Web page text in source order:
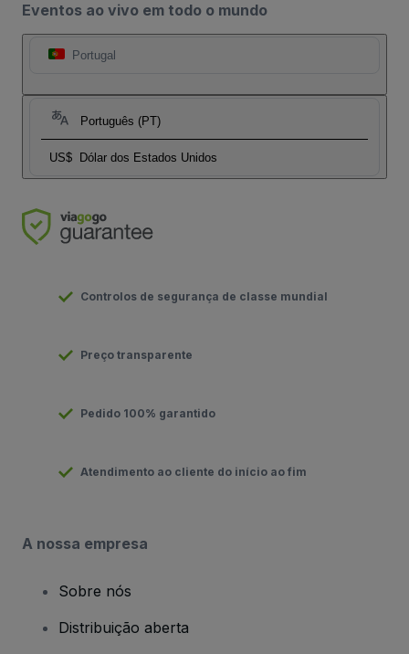
Eventos ao vivo em todo o mundo
Portugal
Português (PT)
US$ Dólar dos Estados Unidos
Controlos de segurança de classe mundial
Preço transparente
Pedido 100% garantido
Atendimento ao cliente do início ao fim
A nossa empresa
Sobre nós
Distribuição aberta